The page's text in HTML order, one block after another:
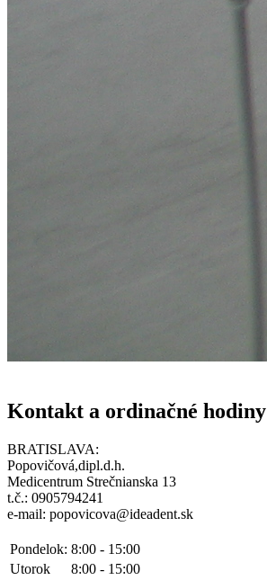
Kontakt a ordinačné hodiny
BRATISLAVA:
Popovičová,dipl.d.h.
Medicentrum Strečnianska 13
t.č.: 0905794241
e-mail: popovicova@ideadent.sk
Pondelok: 8:00 - 15:00
Utorok
8:00 - 15:00